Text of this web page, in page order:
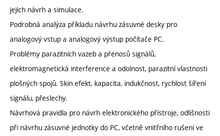
jejich návrh a simulace.
Podrobná analýza příkladu návrhu zásuvné desky pro
analogový vstup a analogový výstup počítače PC.
Problémy parazitních vazeb a přenosů signálů,
elektromagnetická interference a odolnost, parazitní vlastnosti
plošných spojů. Skin efekt, kapacita, indukčnost, rychlost šíření
signálu, přeslechy.
Návrhová pravidla pro návrh elektronického přístroje, odlišnosti
při návrhu zásuvné jednotky do PC, včetně vnitřního rušení ve